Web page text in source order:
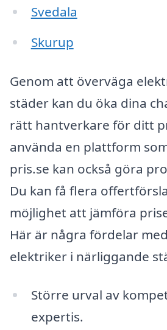
Svedala
Skurup
Genom att överväga
städer kan du öka dina
rätt hantverkare för ditt
använda en plattform
pris.se kan också göra
Du kan få flera
möjlighet att jämföra
Här är några fördelar
elektriker i närliggande
Större urval av
expertis.